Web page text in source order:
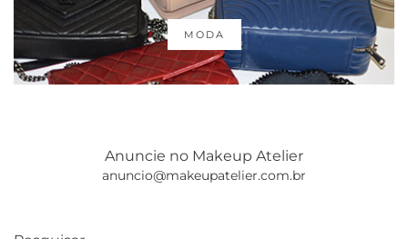
MODA
Anuncie no Makeup Atelier
anuncio@makeupatelier.com.br